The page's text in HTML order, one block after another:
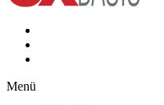
Menü